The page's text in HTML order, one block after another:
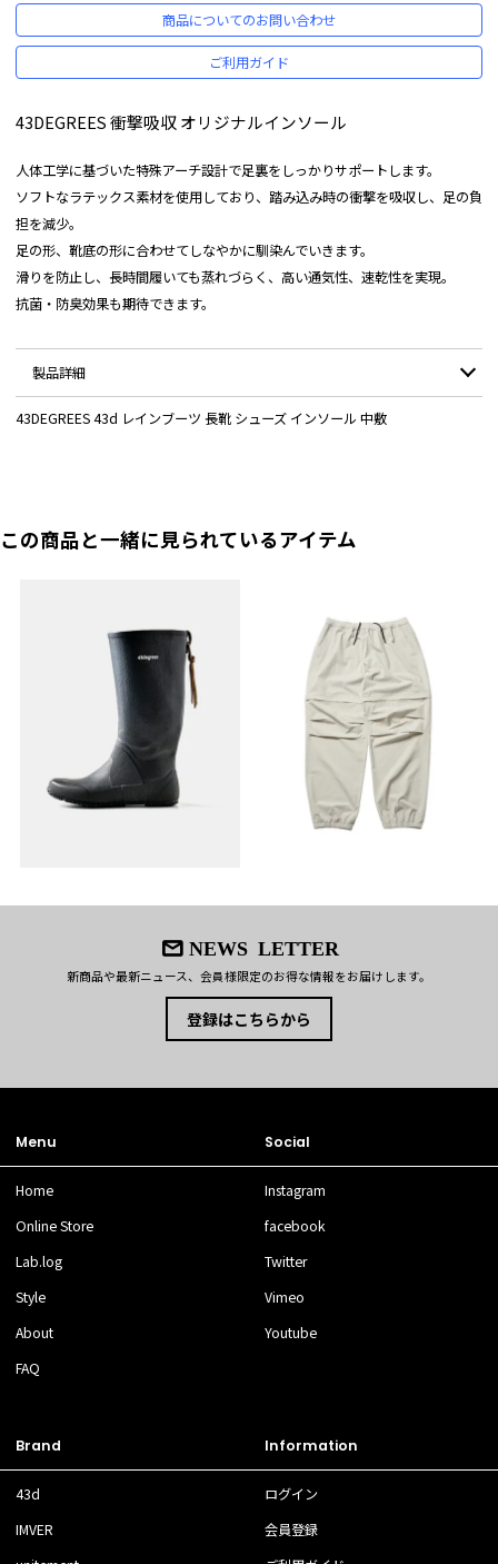
商品についてのお問い合わせ
ご利用ガイド
43DEGREES 衝撃吸収 オリジナルインソール
人体工学に基づいた特殊アーチ設計で足裏をしっかりサポートします。
ソフトなラテックス素材を使用しており、踏み込み時の衝撃を吸収し、足の負
担を減少。
足の形、靴底の形に合わせてしなやかに馴染んでいきます。
滑りを防止し、長時間履いても蒸れづらく、高い通気性、速乾性を実現。
抗菌・防臭効果も期待できます。
製品詳細
サイズの合わせ
カットします。その際、サイズより少し大きめにカ
ットしてその後ご自分の靴に合わせて少しずつ調整
してください。
※靴はメーカーによって長さも大きさもバラバラで
す。必ず余裕を持ったサイズ調整をお願いします。
※つま先部で約0.5cm、かかと中心部で約1cmの厚
みがあります。ジャストサイズの靴、紐で調節がで
きない靴でのご使用は、窮屈になる場合があります
のでご注意ください。
43DEGREES 43d レインブーツ 長靴 シューズ インソール 中敷
この商品と一緒に見られているアイテム
NEWS LETTER
新商品や最新ニュース、会員様限定のお得な情報をお届けします。
登録はこちらから
Menu
Home
Online Store
Lab.log
Style
About
FAQ
Brand
43d
IMVER
Social
Instagram
facebook
Twitter
Vimeo
Youtube
Information
ログイン
会員登録